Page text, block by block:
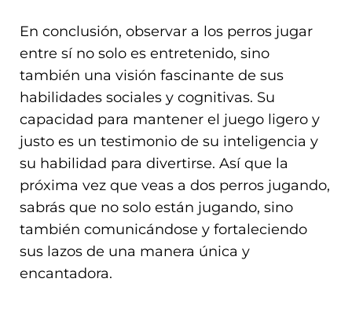
En conclusión, observar a los perros jugar
entre sí no solo es entretenido, sino
también una visión fascinante de sus
habilidades sociales y cognitivas. Su
capacidad para mantener el juego ligero y
justo es un testimonio de su inteligencia y
su habilidad para divertirse. Así que la
próxima vez que veas a dos perros jugando,
sabrás que no solo están jugando, sino
también comunicándose y fortaleciendo
sus lazos de una manera única y
encantadora.